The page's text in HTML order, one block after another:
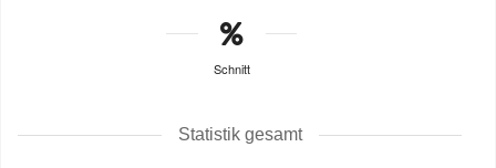
Schnitt
Statistik gesamt